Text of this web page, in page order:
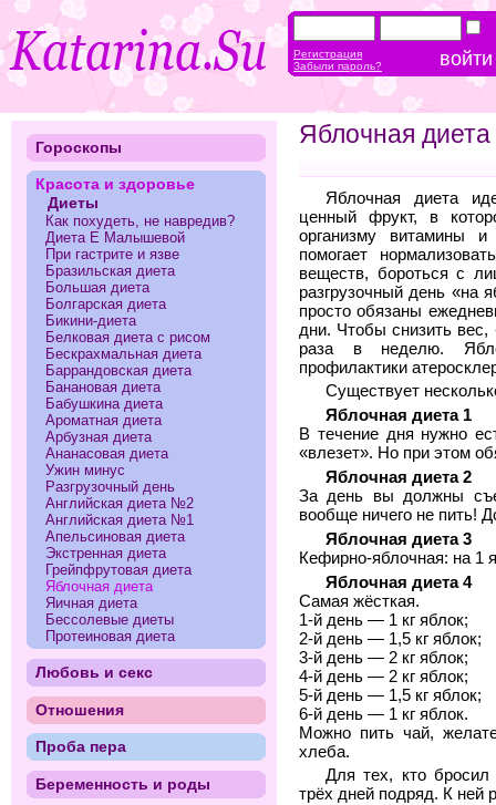
Яблочная диета
Яблочная диета
ценный фрукт, в
организму витамины
помогает
веществ, бороться с
разгрузочный день «на
просто обязаны
дни. Чтобы снизить
раза в неделю.
профилактики
Существует
Яблочная диета 1
В течение дня нужно
«влезет». Но при этом
Яблочная диета 2
За день вы должны
вообще ничего не пить!
Яблочная диета 3
Кефирно-яблочная: на 1
Яблочная диета 4
Самая жёсткая.
1-й день — 1 кг яблок;
2-й день — 1,5 кг яблок;
3-й день — 2 кг яблок;
4-й день — 2 кг яблок;
5-й день — 1,5 кг яблок;
6-й день — 1 кг яблок.
Можно пить чай,
хлеба.
Для тех, кто бросил
трёх дней подряд. К ней
Гороскопы
Красота и здоровье
Диеты
Как похудеть, не навредив?
Диета Е Малышевой
При гастрите и язве
Бразильская диета
Большая диета
Болгарская диета
Бикини-диета
Белковая диета с рисом
Бескрахмальная диета
Баррандовская диета
Банановая диета
Бабушкина диета
Ароматная диета
Арбузная диета
Ананасовая диета
Ужин минус
Разгрузочный день
Английская диета №2
Английская диета №1
Апельсиновая диета
Экстренная диета
Грейпфрутовая диета
Яблочная диета
Яичная диета
Бессолевые диеты
Протеиновая диета
Любовь и секс
Отношения
Проба пера
Беременность и роды
Регистрация
Забыли пароль?